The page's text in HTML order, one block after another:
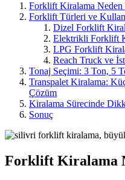
Forklift Kiralama
Forklift Türleri ve
Dizel Forklift
Elektrikli Forklift
LPG Forklift
Reach Truck ve
Tonaj Seçimi: 3 Ton, 5
Transpalet Kiralama:
Çözüm
Kiralama Sürecinde
Sonuç
Forklift Kiralama